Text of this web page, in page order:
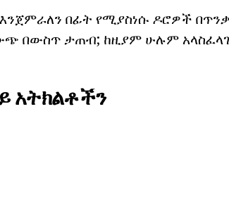
በፊት የሚያስነሱ ዶሮዎች
በውስጥ ታጠብ; ከዚያም ሁሉም
አትክልቶችን